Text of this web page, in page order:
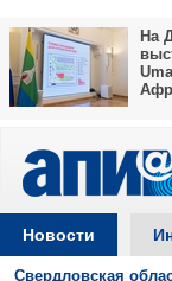
На
Новости
Свердловская